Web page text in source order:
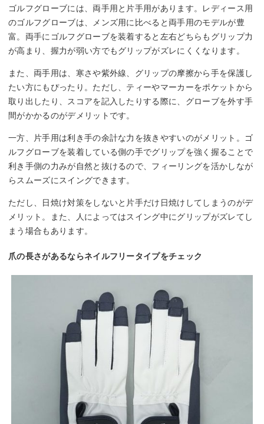
ゴルフグローブには、両手用と片手用があります。レディース用
のゴルフグローブは、メンズ用に比べると両手用のモデルが豊
富。両手にゴルフグローブを装着すると左右どちらもグリップ力
が高まり、握力が弱い方でもグリップがズレにくくなります。
また、両手用は、寒さや紫外線、グリップの摩擦から手を保護し
たい方にもぴったり。ただし、ティーやマーカーをポケットから
取り出したり、スコアを記入したりする際に、グローブを外す手
間がかかるのがデメリットです。
一方、片手用は利き手の余計な力を抜きやすいのがメリット。ゴ
ルフグローブを装着している側の手でグリップを強く握ることで
利き手側の力みが自然と抜けるので、フィーリングを活かしなが
らスムーズにスイングできます。
ただし、日焼け対策をしないと片手だけ日焼けしてしまうのがデ
メリット。また、人によってはスイング中にグリップがズレてし
まう場合もあります。
爪の長さがあるならネイルフリータイプをチェック